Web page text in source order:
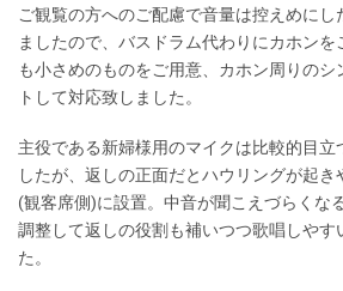
ご観覧の方へのご配慮で音量は控えめにし
ましたので、バスドラム代わりにカホンを
も小さめのものをご用意、カホン周りのシ
トして対応致しました。
主役である新婦様用のマイクは比較的目立
したが、返しの正面だとハウリングが起
(観客席側)に設置。中音が聞こえづらくな
調整して返しの役割も補いつつ歌唱しやす
た。